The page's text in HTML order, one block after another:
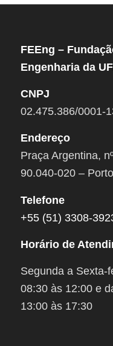
FEEng –
Engenharia da
CNPJ
02.475.386/0001-
Endereço
Praça Argentina,
90.040-020 –
Telefone
+55 (51) 3308-
Horário de
Segunda a Sexta-
08:30 às 12:00 e
13:00 às 17:30